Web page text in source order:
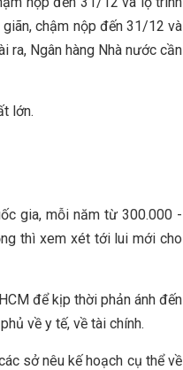
chậm nộp đến 31/12 và
ra, Ngân hàng Nhà nước cần
lớn.
gia, mỗi năm từ 300.000 -
thì xem xét tới lui mới cho
để kịp thời phản ánh đến
về y tế, về tài chính.
sở nêu kế hoạch cụ thể về